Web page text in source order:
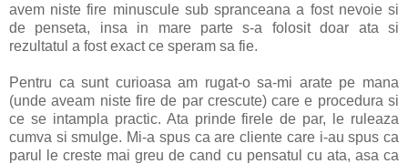
avem niste fire minuscule sub spranceana a fost nevoie si
de penseta, insa in mare parte s-a folosit doar ata si
rezultatul a fost exact ce speram sa fie.
Pentru ca sunt curioasa am rugat-o sa-mi arate pe mana
(unde aveam niste fire de par crescute) care e procedura si
ce se intampla practic. Ata prinde firele de par, le ruleaza
cumva si smulge. Mi-a spus ca are cliente care i-au spus ca
parul le creste mai greu de cand cu pensatul cu ata, asa ca